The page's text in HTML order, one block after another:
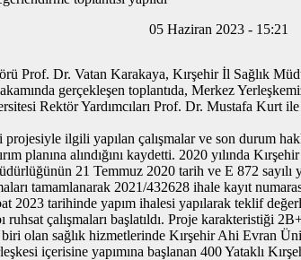
05 Haziran 2023 - 15:21
Prof. Dr. Vatan Karakaya, Kırşehir İl Sağlık
gerçekleşen toplantıda, Merkez
Rektör Yardımcıları Prof. Dr. Mustafa
projesiyle ilgili yapılan çalışmalar ve son durum
planına alındığını kaydetti. 2020 yılında
21 Temmuz 2020 tarih ve E 872
tamamlanarak 2021/432628 ihale kayıt
2023 tarihinde yapım ihalesi yapılarak teklif
ruhsat çalışmaları başlatıldı. Proje karakteristiği
olan sağlık hizmetlerinde Kırşehir Ahi Evran
içerisine yapımına başlanan 400 Yataklı